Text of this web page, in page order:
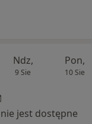
Ndz,
9 Sie
Pon,
10 Sie
jest dostępne